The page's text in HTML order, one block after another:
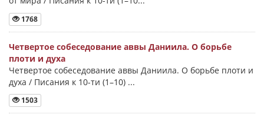
1768
Четвертое собеседование аввы Даниила. О борьбе
плоти и духа
Четвертое собеседование аввы Даниила. О борьбе плоти и
духа / Писания к 10-ти (1–10) ...
1503